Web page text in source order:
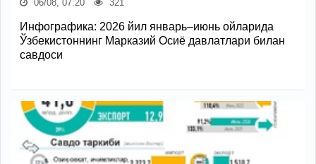
06/08, 07:20 321
Инфографика: 2026 йил январь–июнь ойларида
Ўзбекистоннинг Марказий Осиё давлатлари билан
савдоси